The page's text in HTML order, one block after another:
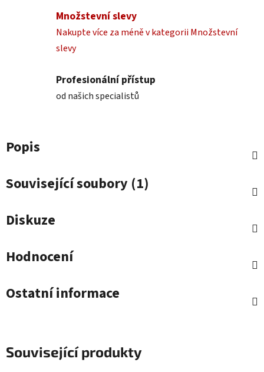
Množstevní slevy
Nakupte více za méně v kategorii Množstevní
slevy
Profesionální přístup
od našich specialistů
Popis
Související soubory (1)
Diskuze
Hodnocení
Ostatní informace
Související produkty